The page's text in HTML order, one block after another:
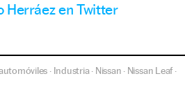
Herráez en Twitter
· Industria· Nissan · Nissan Leaf ·